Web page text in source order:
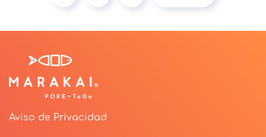
Aviso de Privacidad